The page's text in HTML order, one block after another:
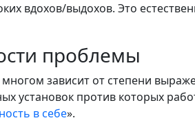
вдохов/выдохов. Это
проблемы
зависит от степени
установок против которых
в себе».